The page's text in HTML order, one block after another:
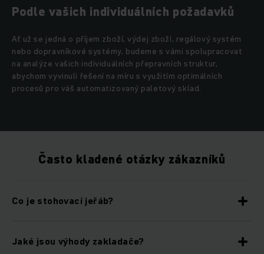
Podle vašich individuálních požadavků
Ať už se jedná o příjem zboží, výdej zboží, regálový systém
nebo dopravníkové systémy, budeme s vámi spolupracovat
na analýze vašich individuálních přepravních struktur,
abychom vyvinuli řešení na míru s využitím optimálních
procesů pro váš automatizovaný paletový sklad.
Často kladené otázky zákazníků
Co je stohovací jeřáb?
Jaké jsou výhody zakladače?